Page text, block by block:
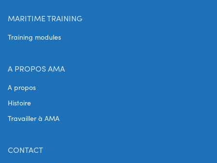
MARITIME TRAINING
Training modules
A PROPOS AMA
A propos
Histoire
Travailler à AMA
CONTACT